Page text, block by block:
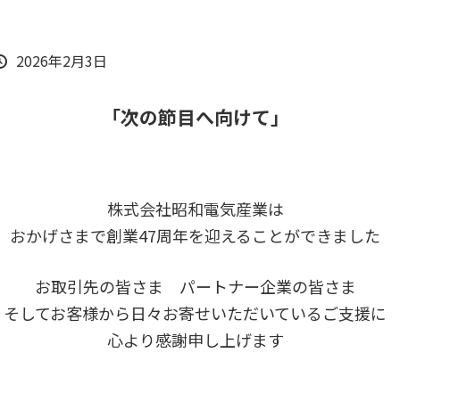
最
2026年2月3日
「次の節目へ向けて」
株式会社昭和電気産業は
おかげさまで創業47周年を迎えることができました
お取引先の皆さま パートナー企業の皆さま
そしてお客様から日々お寄せいただいているご支援に
心より感謝申し上げます